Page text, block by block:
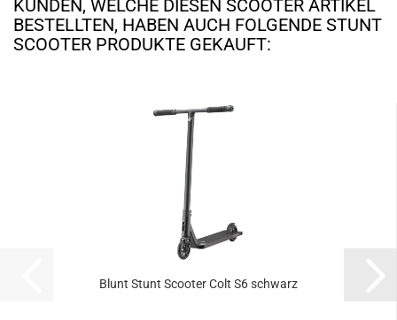
KUNDEN, WELCHE DIESEN SCOOTER ARTIKEL
BESTELLTEN, HABEN AUCH FOLGENDE STUNT
SCOOTER PRODUKTE GEKAUFT:
Blunt Stunt Scooter Colt S6 schwarz